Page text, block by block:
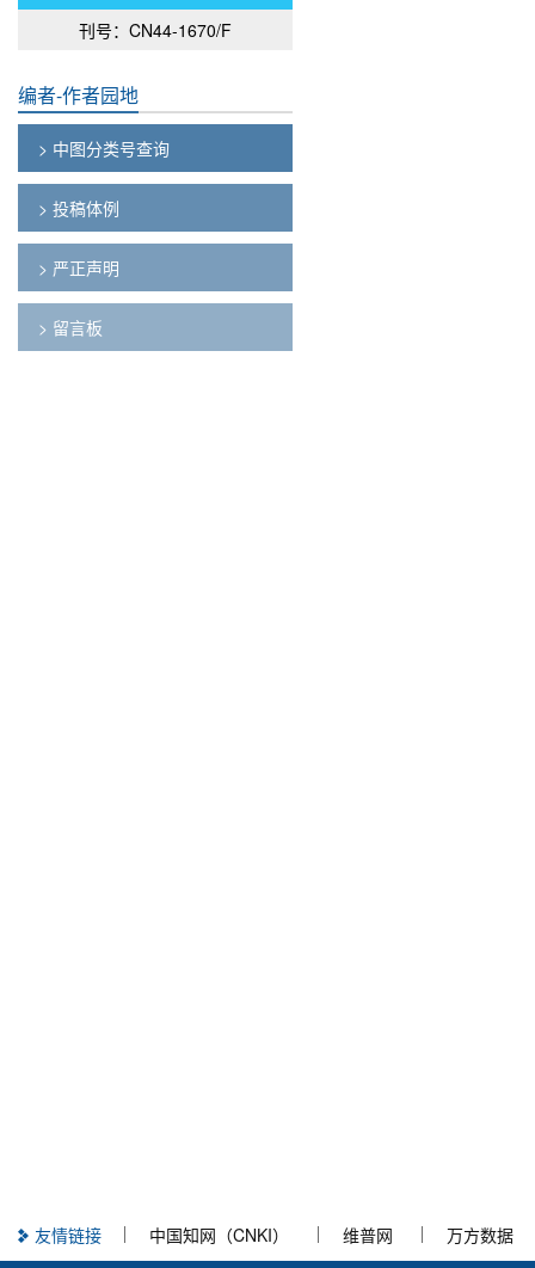
刊号：CN44-1670/F
编者-作者园地
> 中图分类号查询
> 投稿体例
> 严正声明
> 留言板
友情链接 中国知网（CNKI） 维普网 万方数据